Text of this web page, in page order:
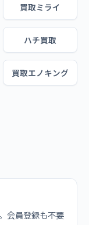
買取ミライ
ハチ買取
買取エノキング
会員登録も不要